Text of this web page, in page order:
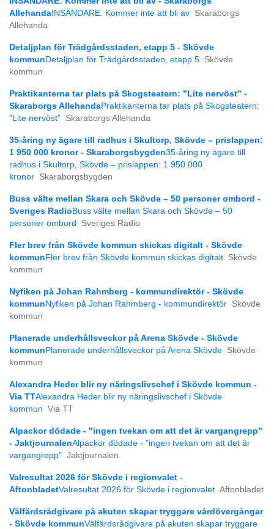
Allehanda INSÄNDARE: Kommer inte att bli av Skaraborgs
Allehanda
Detaljplan för Trädgårdsstaden, etapp 5 - Skövde
kommun Detaljplan för Trädgårdsstaden, etapp 5 Skövde
kommun
Praktikanterna tar plats på Skogsteatern: ”Lite nervöst” -
Skaraborgs AllehandaPraktikanterna tar plats på Skogsteatern:
”Lite nervöst” Skaraborgs Allehanda
35-åring ny ägare till radhus i Skultorp, Skövde – prislappen:
1 950 000 kronor - Skaraborgsbygden35-åring ny ägare till
radhus i Skultorp, Skövde – prislappen: 1 950 000
kronor Skaraborgsbygden
Buss välte mellan Skara och Skövde – 50 personer ombord -
Sveriges Radio Buss välte mellan Skara och Skövde – 50
personer ombord
Sveriges Radio
Fler brev från Skövde kommun skickas digitalt - Skövde
kommun Fler brev från Skövde kommun skickas digitalt Skövde
kommun
Nyfiken på Johan Rahmberg - kommundirektör - Skövde
kommun Nyfiken på Johan Rahmberg - kommundirektör Skövde
kommun
Planerade underhållsveckor på Arena Skövde - Skövde
kommun Planerade underhållsveckor på Arena Skövde Skövde
kommun
Alexandra Heder blir ny näringslivschef i Skövde kommun -
Via TTAlexandra Heder blir ny näringslivschef i Skövde
kommun Via TT
Alpackor dödade - "ingen tvekan om att det är vargangrepp"
- JaktjournalenAlpackor dödade - "ingen tvekan om att det är
vargangrepp" Jaktjournalen
Valresultat 2026 för Skövde i regionvalet -
AftonbladetValresultat 2026 för Skövde i regionvalet Aftonbladet
Välfärdsrådgivare på akuten skapar tryggare vårdövergångar
- Skövde kommunVälfärdsrådgivare på akuten skapar tryggare